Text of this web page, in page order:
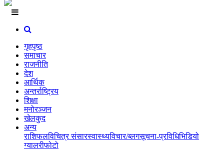
गृहपृष्ठ
समाचार
राजनीति
देश
आर्थिक
अन्तर्राष्ट्रिय
शिक्षा
मनोरञ्जन
खेलकुद
अन्य
राशिफलविचित्र संसारस्वास्थ्यविचार/ब्लगसूचना-प्रविधिभिडियो
ग्यालरीफोटो